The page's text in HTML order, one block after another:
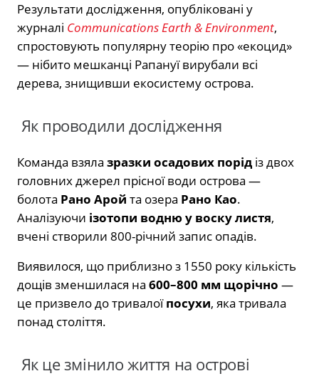
Результати дослідження, опубліковані у
журналі Communications Earth & Environment,
спростовують популярну теорію про «екоцид»
— нібито мешканці Рапануї вирубали всі
дерева, знищивши екосистему острова.
Як проводили дослідження
Команда взяла зразки осадових порід із двох
головних джерел прісної води острова —
болота Рано Арой та озера Рано Као.
Аналізуючи ізотопи водню у воску листя,
вчені створили 800-річний запис опадів.
Виявилося, що приблизно з 1550 року кількість
дощів зменшилася на 600–800 мм щорічно —
це призвело до тривалоїпосухи, яка тривала
понад століття.
Як це змінило життя на острові